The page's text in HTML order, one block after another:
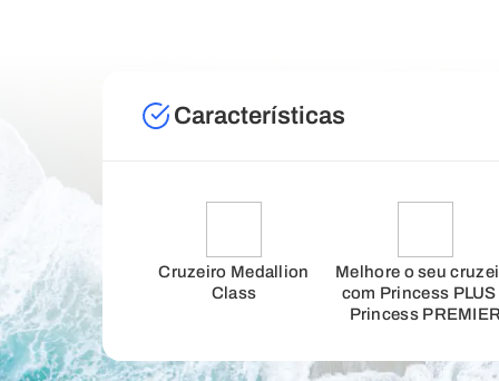
Características
Cruzeiro Medallion
Class
Melhore o seu
com Princess PLUS
Princess